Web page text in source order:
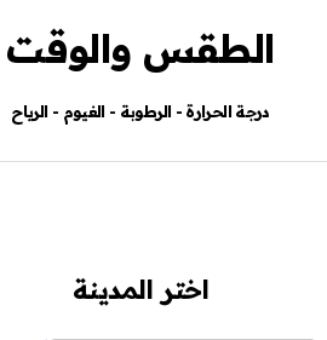
الطقس والوقت
درجة الحرارة - الرطوبة - الغيوم - الرياح
اختر المدينة